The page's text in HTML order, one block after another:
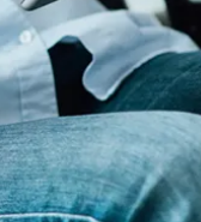
ADMINISTRATIVA
DE COMUNICACIÓ
EN ESTRANGERIA
DE DADES